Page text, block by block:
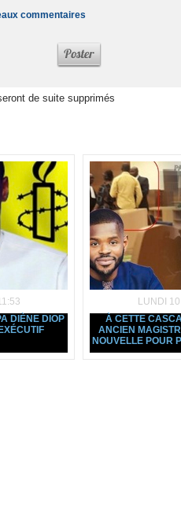
commentaires
de suite supprimés
DIÈNE DIOP
LUNDI
À CETTE
ANCIEN
NOUVELLE POUR